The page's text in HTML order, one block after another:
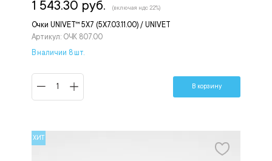
Очки UNIVET™ 5Х7 (5Х7.03.11.00) / UNIVET
Артикул: ОЧК 807.00
1 543.30 руб. (включая ндс 22%)
В наличии 8 шт.
В корзину
ХИТ